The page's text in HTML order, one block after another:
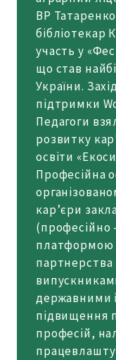
ВР
бібліотекар
участь у
що став
України.
підтримки
Педагоги
розвитку
освіти
Професійна
кар’єри
(професійно
платформою
партнерства
державними
підвищення
професій,